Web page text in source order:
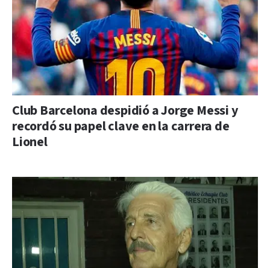
Club Barcelona despidió a Jorge Messi y
recordó su papel clave en la carrera de
Lionel